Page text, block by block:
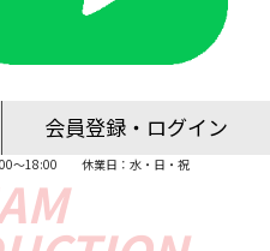
会員登録・ログイン
～18:00 休業日：水・日・祝